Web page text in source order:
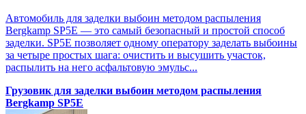
Автомобиль для заделки выбоин методом распыления
Bergkamp SP5E — это самый безопасный и простой способ
заделки. SP5E позволяет одному оператору заделать выбоины
за четыре простых шага: очистить и высушить участок,
распылить на него асфальтовую эмульс...
Грузовик для заделки выбоин методом распыления
Bergkamp SP5E